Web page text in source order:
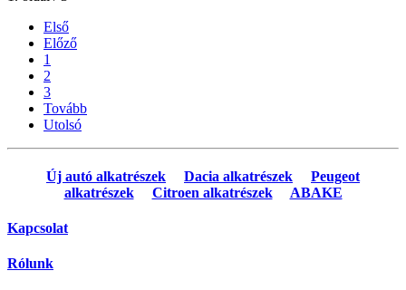
Első
Előző
1
2
3
Tovább
Utolsó
Új autó alkatrészek Dacia alkatrészek
Peugeot
alkatrészek
Citroen alkatrészek ABAKE
Kapcsolat
Rólunk